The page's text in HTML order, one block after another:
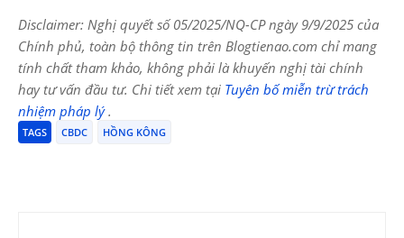
Disclaimer: Nghị quyết số 05/2025/NQ-CP ngày 9/9/2025 của
Chính phủ, toàn bộ thông tin trên Blogtienao.com chỉ mang
tính chất tham khảo, không phải là khuyến nghị tài chính
hay tư vấn đầu tư. Chi tiết xem tại Tuyên bố miễn trừ trách
nhiệm pháp lý.
TAGS CBDC HỒNG KÔNG